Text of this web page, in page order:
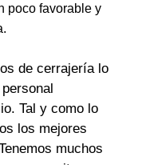
poco favorable y
de cerrajería lo
Tal y como lo
los mejores
muchos